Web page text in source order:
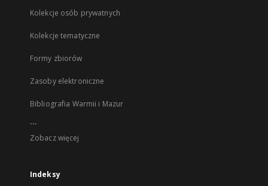
Kolekcje osób prywatnych
Kolekcje tematyczne
Formy zbiorów
Zasoby elektroniczne
Bibliografia Warmii i Mazur
...
Zobacz więcej
Indeksy